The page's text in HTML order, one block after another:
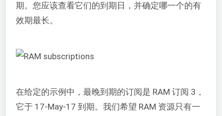
期。您应该查看它们的到期日，并确定哪一个的有
效期最长。
在给定的示例中，最晚到期的订阅是 RAM 订阅 3，
它于 17-May-17 到期。我们希望 RAM 资源只有一